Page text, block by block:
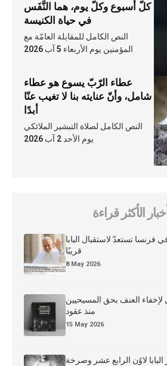
كلّ أسبوع وكلّ يوم، هما النَّفَس
في حياة الكنيسة
النص الكامل للمقابلة العامّة مع
المؤمنين يوم الأربعاء 5 آب 2026
عطاء الرّبّ يسوع هو عطاء
شامل، وأنّ عنايته بنا لا تغيب عنّا
أبدًا
النص الكامل لصلاة التبشير الملائكي
يوم الأحد 2 آب 2026
الأكثر قراءة
فرنسا تستعدّ لاستقبال البابا
قريبًا
8 May 2026
لإخفاء العنف بحق المسيحيين
منذ عقود
15 May 2026
البابا لاوُن الرابع عشر وصرخة